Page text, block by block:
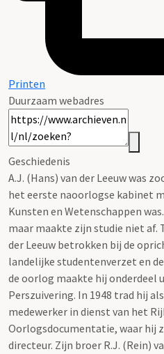
Printen
Duurzaam webadres
Geschiedenis
A.J. (Hans) van der Leeuw was
het eerste naoorlogse kabinet
Kunsten en Wetenschappen
maar maakte zijn studie niet af.
der Leeuw betrokken bij de
landelijke studentenverzet en
de oorlog maakte hij onderdeel
Perszuivering. In 1948 trad hij
medewerker in dienst van het
Oorlogsdocumentatie, waar hij
directeur. Zijn broer R.J. (Rein)